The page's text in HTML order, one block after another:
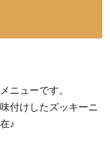
ニューです。
付けしたズッキーニ
♪